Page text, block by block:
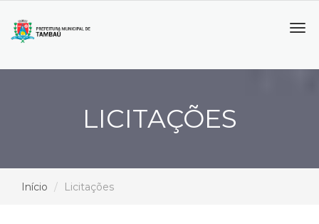
LICITAÇÕES
Início Licitações